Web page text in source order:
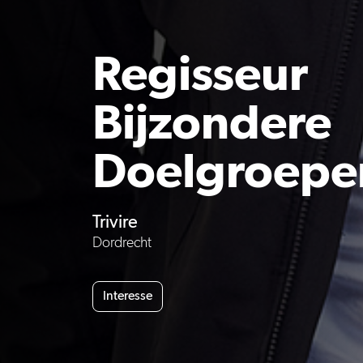
Regisseur
Bijzondere
Trivire
Dordrecht
Interesse